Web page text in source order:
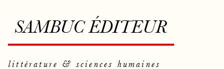
SAMBUC ÉDITEUR
littérature & sciences humaines